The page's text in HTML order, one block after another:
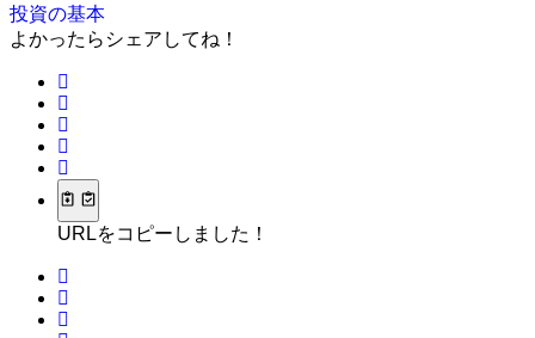
投資の基本
よかったらシェアしてね！
URLをコピーしました！